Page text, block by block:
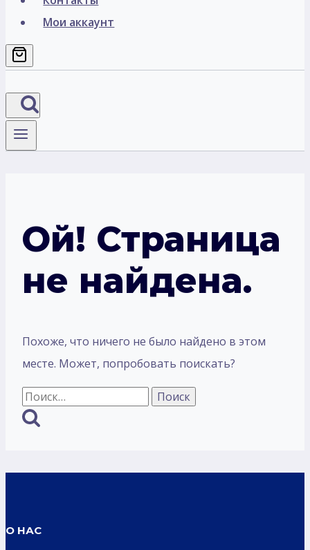
Мои аккаунт
Ой! Страница
не найдена.
Похоже, что ничего не было найдено в этом
месте. Может, попробовать поискать?
Найти:
О НАС